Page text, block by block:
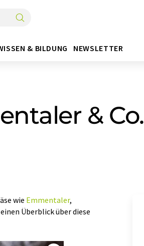
& BILDUNG NEWSLETTER
& Co.
wie Emmentaler,
Überblick über diese